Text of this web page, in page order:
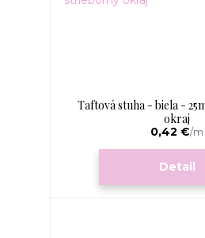
Taftová stuha - biela -
okraj
0,42 €/m
Detail